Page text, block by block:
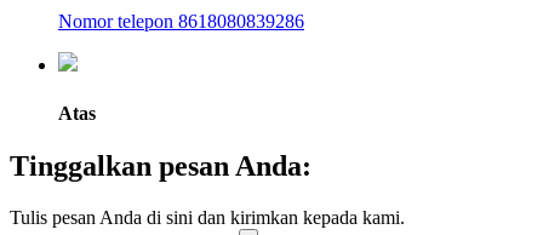
Nomor telepon 8618080839286
Atas
Tinggalkan pesan Anda:
Tulis pesan Anda di sini dan kirimkan kepada kami.